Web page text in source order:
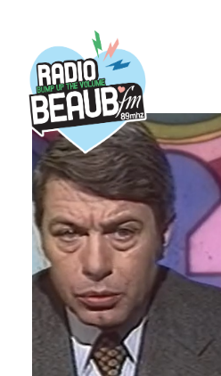
ACTUS
REPLAY
ÉMISSIONS
BOUTIQUE